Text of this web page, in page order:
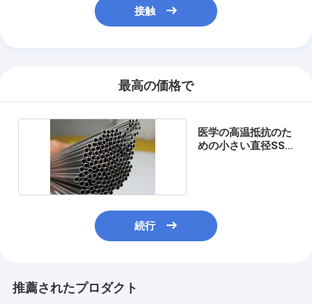
接触
最高の価格で
医学の高温抵抗のた
めの小さい直径SS
続行
推薦されたプロダクト